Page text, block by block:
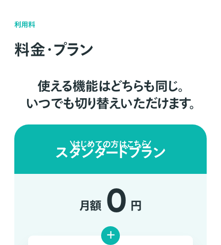
利用料
料金・プラン
使える機能はどちらも同じ。
いつでも切り替えいただけます。
はじめての方はこちら
スタンダードプラン
月額 0 円
+